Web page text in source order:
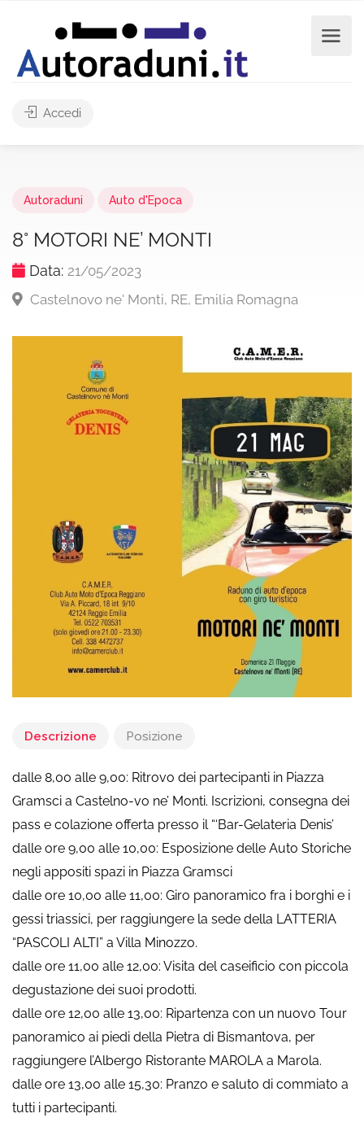
Accedi
Autoraduni Auto d'Epoca
8° MOTORI NE’ MONTI
Data: 21/05/2023
Castelnovo ne' Monti, RE, Emilia Romagna
Descrizione Posizione
dalle 8,00 alle 9,00: Ritrovo dei partecipanti in Piazza
Gramsci a Castelno-vo ne’ Monti. Iscrizioni, consegna dei
pass e colazione offerta presso il “‘Bar-Gelateria Denis’
dalle ore 9,00 alle 10,00: Esposizione delle Auto Storiche
negli appositi spazi in Piazza Gramsci
dalle ore 10,00 alle 11,00: Giro panoramico fra i borghi e i
gessi triassici, per raggiungere la sede della LATTERIA
“PASCOLI ALTI” a Villa Minozzo.
dalle ore 11,00 alle 12,00: Visita del caseificio con piccola
degustazione dei suoi prodotti.
dalle ore 12,00 alle 13,00: Ripartenza con un nuovo Tour
panoramico ai piedi della Pietra di Bismantova, per
raggiungere l’Albergo Ristorante MAROLA a Marola.
dalle ore 13,00 alle 15,30: Pranzo e saluto di commiato a
tutti i partecipanti.